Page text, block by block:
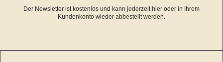
Der Newsletter ist kostenlos und kann jederzeit hier oder in Ihrem
Kundenkonto wieder abbestellt werden.